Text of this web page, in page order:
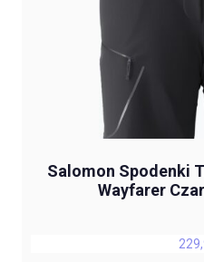
Salomon Spodenki
Wayfarer